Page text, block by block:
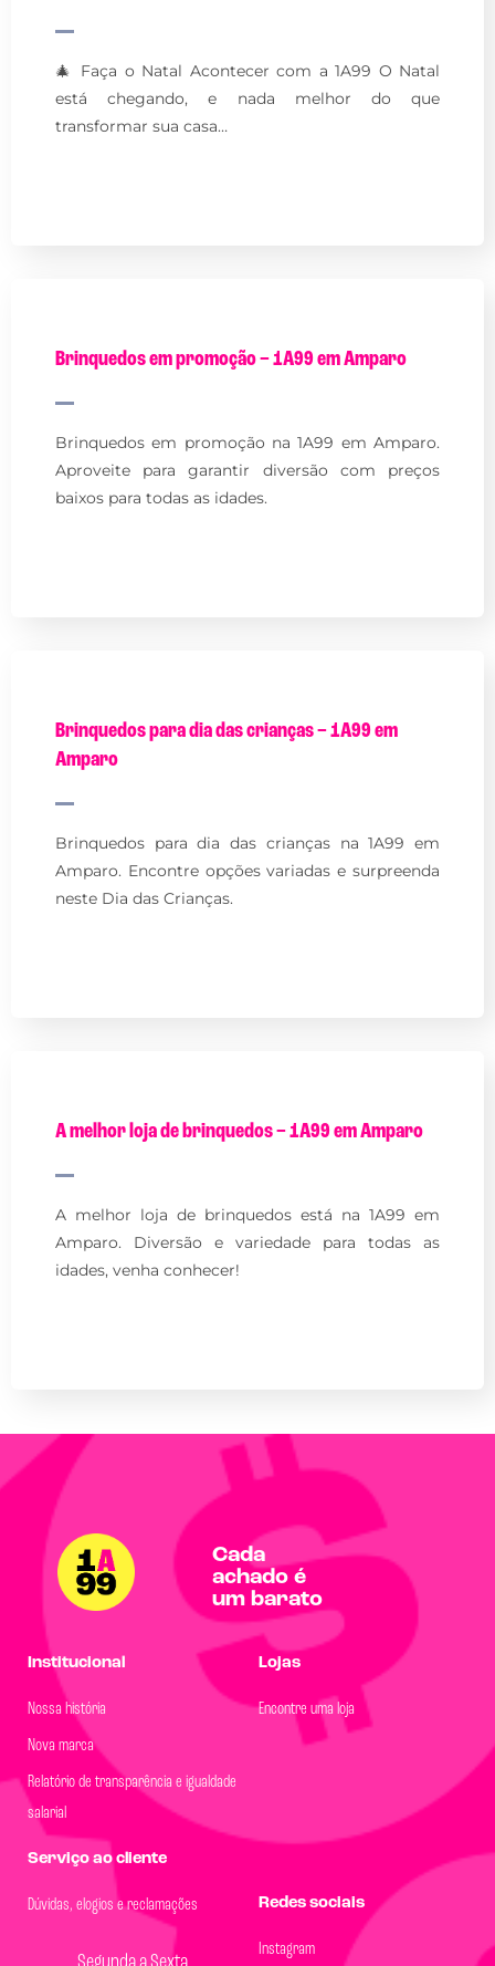
🎄 Faça o Natal Acontecer com a 1A99 O Natal
está chegando, e nada melhor do que
transformar sua casa…
Brinquedos em promoção – 1A99 em Amparo
Brinquedos em promoção na 1A99 em Amparo.
Aproveite para garantir diversão com preços
baixos para todas as idades.
Brinquedos para dia das crianças – 1A99 em
Amparo
Brinquedos para dia das crianças na 1A99 em
Amparo. Encontre opções variadas e surpreenda
neste Dia das Crianças.
A melhor loja de brinquedos – 1A99 em Amparo
A melhor loja de brinquedos está na 1A99 em
Amparo. Diversão e variedade para todas as
idades, venha conhecer!
Cada
achado é
um barato
Institucional
Nossa história
Nova marca
Relatório de transparência e igualdade
salarial
Lojas
Encontre uma loja
Serviço ao cliente
Dúvidas, elogios e reclamações Redes sociais
Instagram